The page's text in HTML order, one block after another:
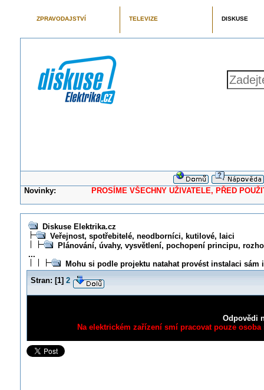
ZPRAVODAJSTVÍ TELEVIZE DISKUSE
Novinky: PROSÍME VŠECHNY UŽIVATELE, PŘED
Diskuse Elektrika.cz
Veřejnost, spotřebitelé, neodborníci, kutilové, laici
Plánování, úvahy, vysvětlení, pochopení principu,
...
Mohu si podle projektu natahat provést instalaci sám
Stran: [1] 2
Odpovědi
Na elektrickém zařízení smí pracovat pouze